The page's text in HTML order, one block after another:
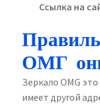
Ссылка на
ОМГ
Зеркало OMG
имеет другой